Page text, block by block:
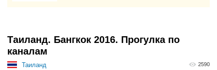
Таиланд. Бангкок 2016. Прогулка по
каналам
Таиланд 2590